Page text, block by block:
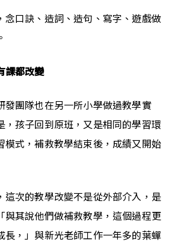
念口訣、造詞、造句、寫字、遊戲做
課都改變
發團隊也在另一所小學做過教學實
，孩子回到原班，又是相同的學習環
模式，補救教學結束後，成績又開始
這次的教學改變不是從外部介入，是
與其說他們做補救教學，這個過程更
長，」與新光老師工作一年多的葉蟬